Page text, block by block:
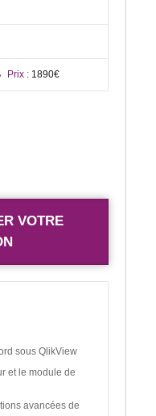
Prix : 1890€
VOTRE
sous QlikView
et le module de
avancées de